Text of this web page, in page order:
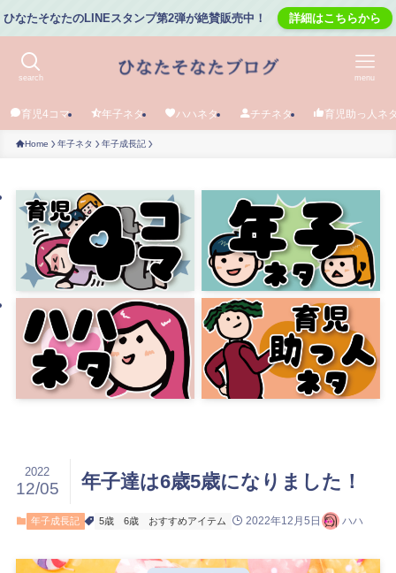
ひなたそなたのLINEスタンプ第2弾が絶賛販売中！ 詳細はこちらから
search menu
育児4コマ 年子ネタ ハハネタ チチネタ 育児助っ人ネ
Home 年子ネタ 年子成長記
年子達は6歳5歳になりました！
2022
12/05
年子成長記 5歳 6歳 おすすめアイテム 2022年12月5日 ハハ